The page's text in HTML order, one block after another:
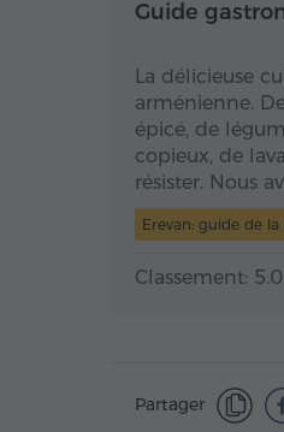
Guide
La délicieuse
arménienne.
épicé, de
copieux, de
résister. Nous
Erevan: guide de
Classement: 5.0
Partager